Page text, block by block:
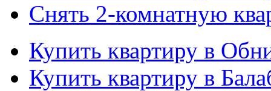
Снять 2-комнатную
Купить квартиру в
Купить квартиру в